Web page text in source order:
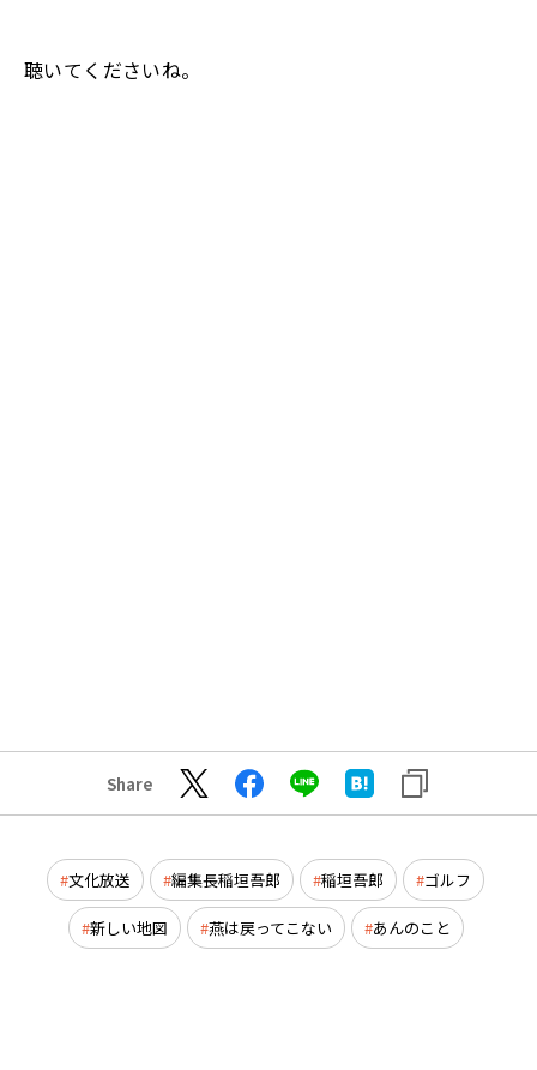
聴いてくださいね。
Share
文化放送 編集長稲垣吾郎 稲垣吾郎 ゴルフ
新しい地図 燕は戻ってこない あんのこと